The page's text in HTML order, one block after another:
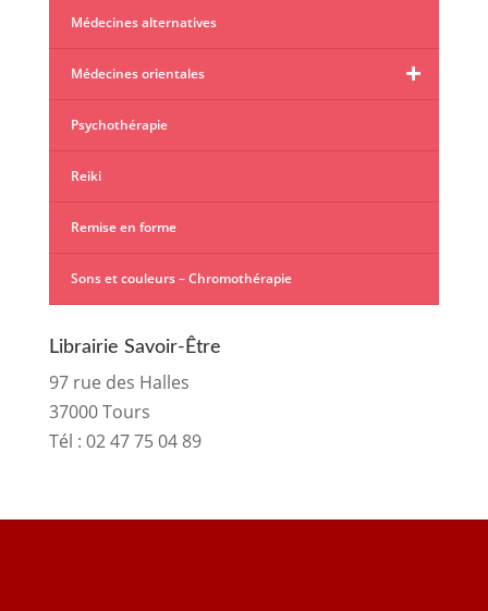
Médecines alternatives
Médecines orientales
Psychothérapie
Reiki
Remise en forme
Sons et couleurs – Chromothérapie
Librairie Savoir-Être
97 rue des Halles
37000 Tours
Tél : 02 47 75 04 89